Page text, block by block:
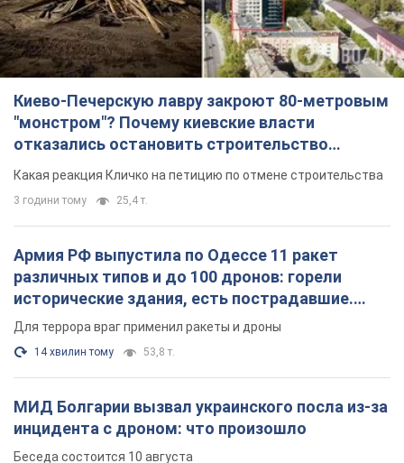
Киево-Печерскую лавру закроют 80-метровым
"монстром"? Почему киевские власти
отказались остановить строительство
небоскреба "московского верующего"
Какая реакция Кличко на петицию по отмене строительства
3 години тому 25,4 т.
Армия РФ выпустила по Одессе 11 ракет
различных типов и до 100 дронов: горели
исторические здания, есть пострадавшие.
Фото и видео
Для террора враг применил ракеты и дроны
14 хвилин тому 53,8 т.
МИД Болгарии вызвал украинского посла из-за
инцидента с дроном: что произошло
Беседа состоится 10 августа